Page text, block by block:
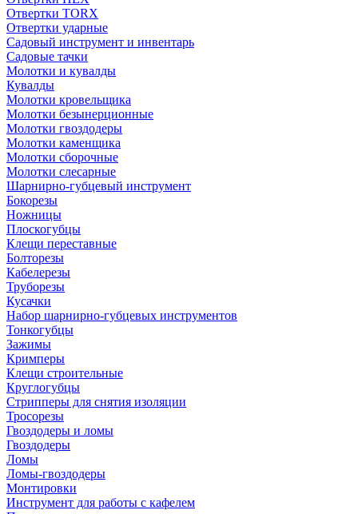
Отвертки TORX
Отвертки ударные
Садовый инструмент и инвентарь
Садовые тачки
Молотки и кувалды
Кувалды
Молотки кровельщика
Молотки безынерционные
Молотки гвоздодеры
Молотки каменщика
Молотки сборочные
Молотки слесарные
Шарнирно-губцевый инструмент
Бокорезы
Ножницы
Плоскогубцы
Клещи переставные
Болторезы
Кабелерезы
Труборезы
Кусачки
Набор шарнирно-губцевых инструментов
Тонкогубцы
Зажимы
Кримперы
Клещи строительные
Круглогубцы
Стрипперы для снятия изоляции
Тросорезы
Гвоздодеры и ломы
Гвоздодеры
Ломы
Ломы-гвоздодеры
Монтировки
Инструмент для работы с кафелем